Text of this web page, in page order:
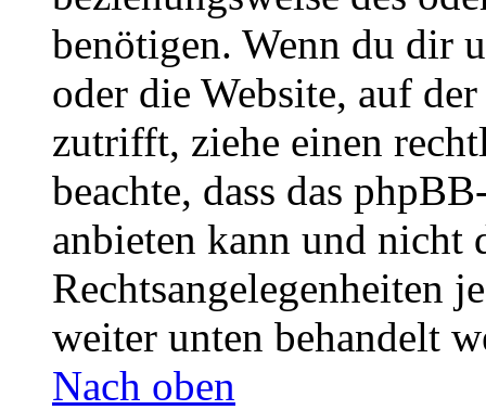
benötigen. Wenn du dir
oder die Website, auf
zutrifft, ziehe einen
beachte, dass das
anbieten kann und nicht
Rechtsangelegenheiten
weiter unten behandelt
Nach oben